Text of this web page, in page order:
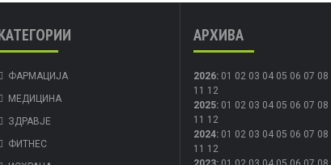
ФАРМАЦИЈА
МЕДИЦИНА
ЗДРАВЈЕ
ФИТНЕС
АРХИВА
2026: 01 02 03 04 05 06 07 08
11 12
2025: 01 02 03 04 05 06 07 08
11 12
2024: 01 02 03 04 05 06 07 08
11 12